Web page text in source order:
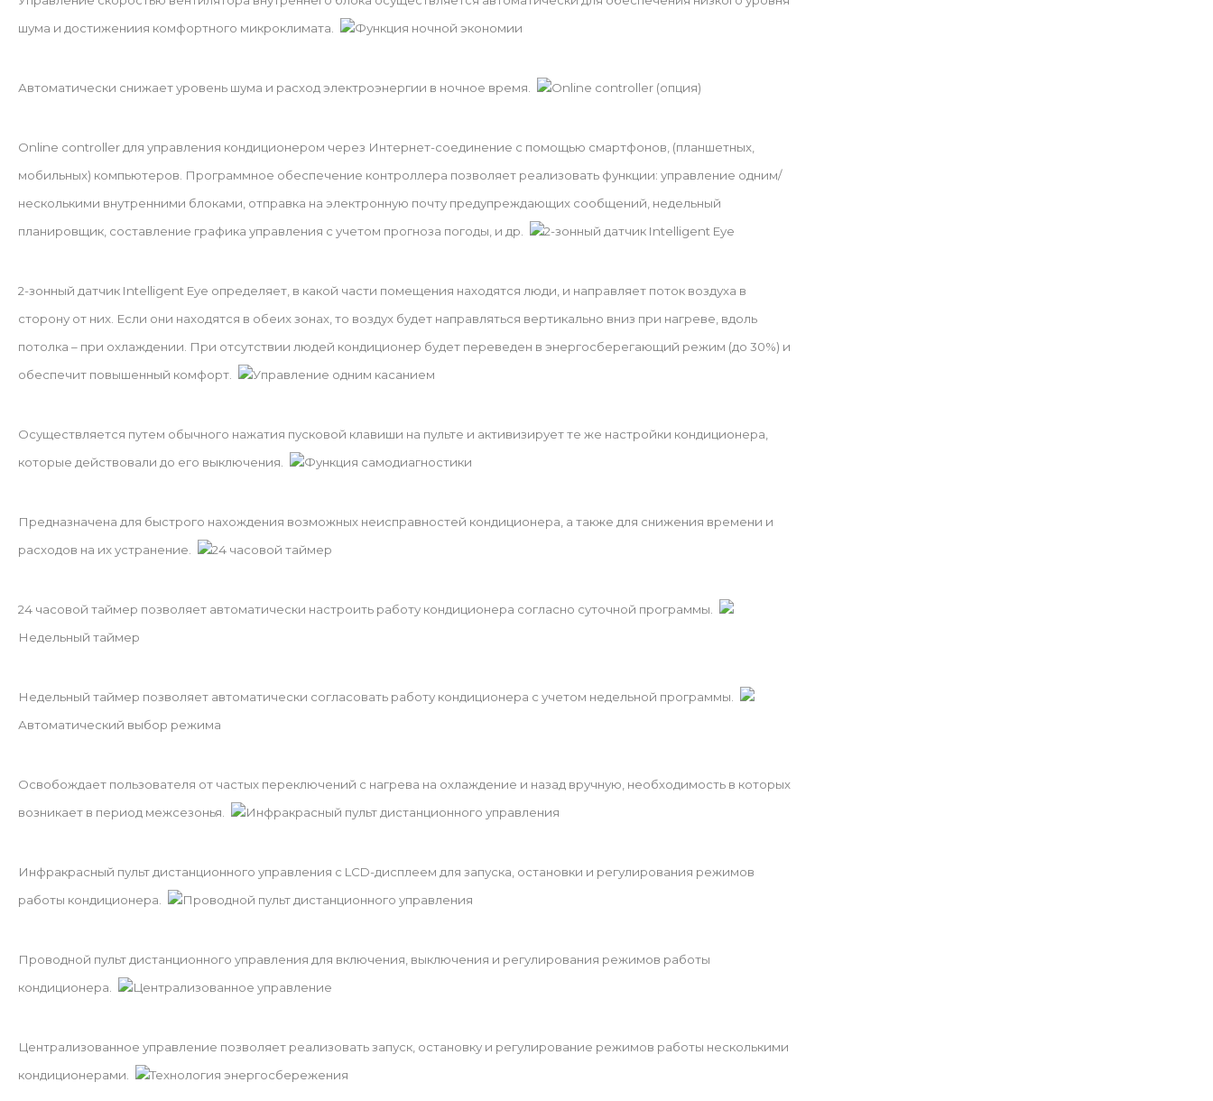
шума и достижениия комфортного микроклимата.
Функция ночной экономии
Автоматически снижает уровень шума и расход электроэнергии в ночное время. Online controller (опция)
Online controller для управления кондиционером через Интернет-соединение с помощью смартфонов, (планшетных,
мобильных) компьютеров. Программное обеспечение контроллера позволяет реализовать функции: управление одним/
несколькими внутренними блоками, отправка на электронную почту предупреждающих сообщений, недельный
планировщик, составление графика управления с учетом прогноза погоды, и др.
2-зонный датчик Intelligent Eye
2-зонный датчик Intelligent Eye определяет, в какой части помещения находятся люди, и направляет поток воздуха в
сторону от них. Если они находятся в обеих зонах, то воздух будет направляться вертикально вниз при нагреве, вдоль
потолка – при охлаждении. При отсутствии людей кондиционер будет переведен в энергосберегающий режим (до 30%) и
обеспечит повышенный комфорт.
Управление одним касанием
Осуществляется путем обычного нажатия пусковой клавиши на пульте и активизирует те же настройки кондиционера,
которые действовали до его выключения.
Функция самодиагностики
Предназначена для быстрого нахождения возможных неисправностей кондиционера, а также для снижения времени и
расходов на их устранение.
24 часовой таймер
24 часовой таймер позволяет автоматически настроить работу кондиционера согласно суточной программы.
Недельный таймер
Недельный таймер позволяет автоматически согласовать работу кондиционера с учетом недельной программы.
Автоматический выбор режима
Освобождает пользователя от частых переключений с нагрева на охлаждение и назад вручную, необходимость в которых
возникает в период межсезонья.
Инфракрасный пульт дистанционного управления
Инфракрасный пульт дистанционного управления с LCD-дисплеем для запуска, остановки и регулирования режимов
работы кондиционера.
Проводной пульт дистанционного управления
Проводной пульт дистанционного управления для включения, выключения и регулирования режимов работы
кондиционера.
Централизованное управление
Централизованное управление позволяет реализовать запуск, остановку и регулирование режимов работы несколькими
кондиционерами.
Технология энергосбережения